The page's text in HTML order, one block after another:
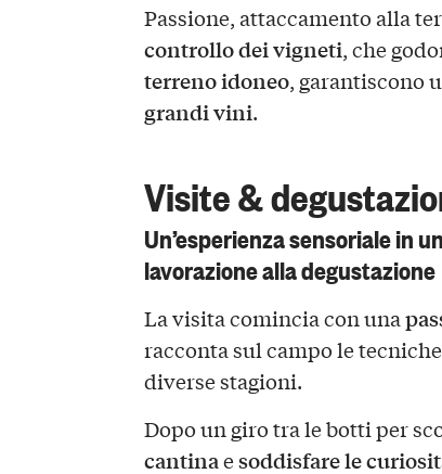
Passione, attaccamento alla
controllo dei vigneti, che
terreno idoneo, garantiscono
grandi vini.
Visite &
Un’esperienza sensoriale in
lavorazione alla degustazione
La visita comincia con una
racconta sul campo le
diverse stagioni.
Dopo un giro tra le botti per
cantinaesoddisfare le